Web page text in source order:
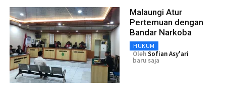
Malaungi Atur
Pertemuan dengan
Bandar Narkoba
HUKUM
OlehSofian Asy'ari
baru saja